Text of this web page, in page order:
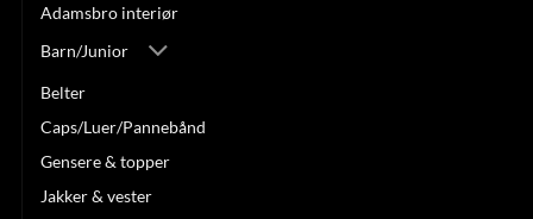
Adamsbro interiør
Barn/Junior
Belter
Caps/Luer/Pannebånd
Gensere & topper
Jakker & vester